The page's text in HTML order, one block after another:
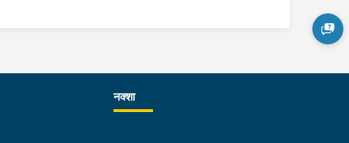
आइतबार दिउँसो प्रहरीले पक्राउ गरेको छ । उनीहरूले ती
नक्शा